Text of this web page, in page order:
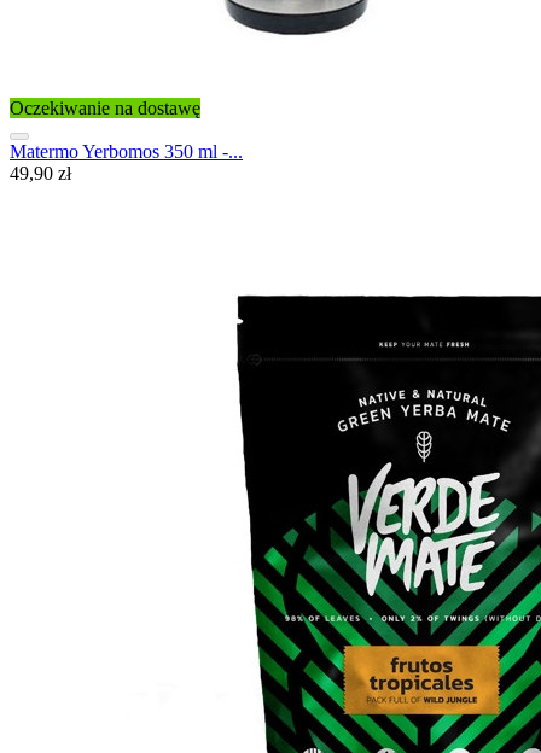
Oczekiwanie na dostawę
Matermo Yerbomos 350 ml -...
49,90 zł